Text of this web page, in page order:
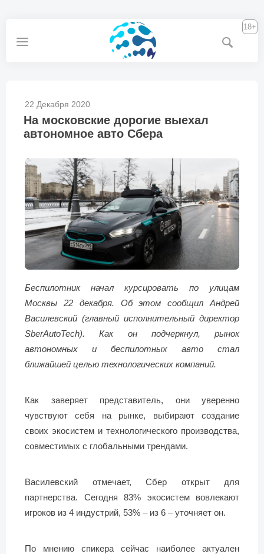
18+
22 Декабря 2020
На московские дорогие выехал
автономное авто Сбера
Беспилотник начал курсировать по улицам
Москвы 22 декабря. Об этом сообщил Андрей
Василевский (главный исполнительный директор
SberAutoTech). Как он подчеркнул, рынок
автономных и беспилотных авто стал
ближайшей целью технологических компаний.
Как заверяет представитель, они уверенно
чувствуют себя на рынке, выбирают создание
своих экосистем и технологического производства,
совместимых с глобальными трендами.
Василевский отмечает, Сбер открыт для
партнерства. Сегодня 83% экосистем вовлекают
игроков из 4 индустрий, 53% – из 6 – уточняет он.
По мнению спикера сейчас наиболее актуален